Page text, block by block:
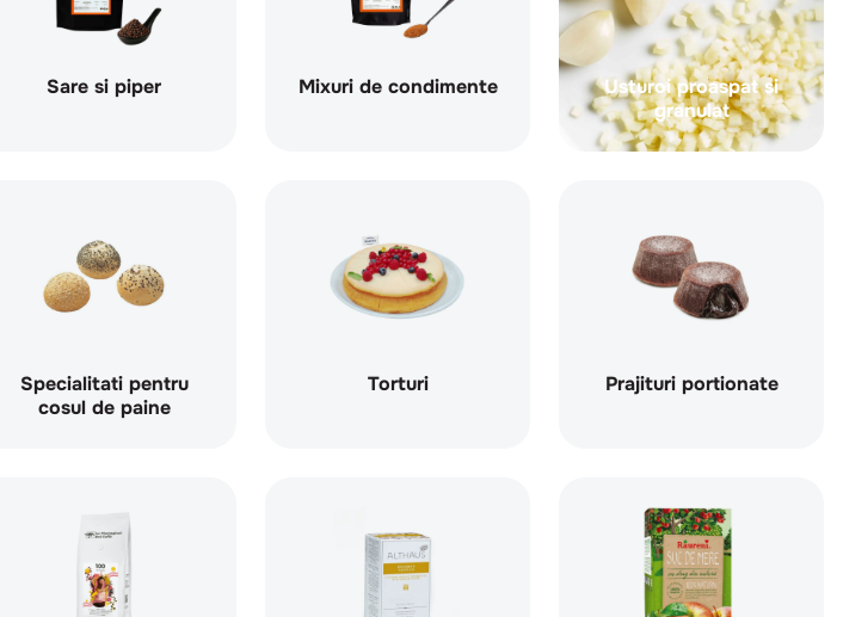
Sare si piper Mixuri de condimente
Usturoi proaspat si
granulat
Specialitati pentru
cosul de paine
Torturi Prajituri portionate